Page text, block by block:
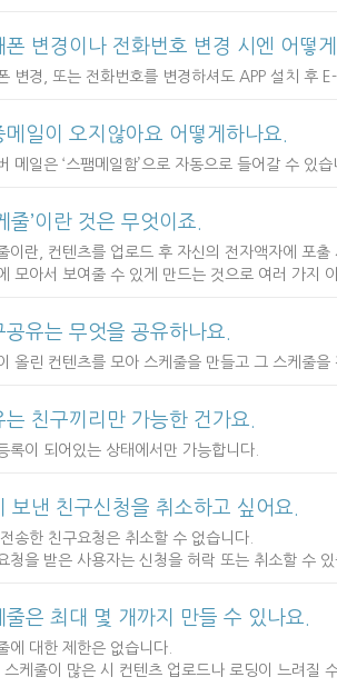
폰 변경이나 전화번호 변경 시엔 어떻
변경, 또는 전화번호를 변경하셔도 APP 설치 후
메일이 오지않아요 어떻게하나요.
메일은 ‘스팸메일함’으로 자동으로 들어갈 수 있습
줄’이란 것은 무엇이죠.
이란, 컨텐츠를 업로드 후 자신의 전자액자에 포출
모아서 보여줄 수 있게 만드는 것으로 여러 가지
공유는 무엇을 공유하나요.
올린 컨텐츠를 모아 스케줄을 만들고 그 스케줄
는 친구끼리만 가능한 건가요.
록이 되어있는 상태에서만 가능합니다.
보낸 친구신청을 취소하고 싶어요.
송한 친구요청은 취소할 수 없습니다.
청을 받은 사용자는 신청을 허락 또는 취소할 수
줄은 최대 몇 개까지 만들 수 있나요.
에 대한 제한은 없습니다.
스케줄이 많은 시 컨텐츠 업로드나 로딩이 느려질